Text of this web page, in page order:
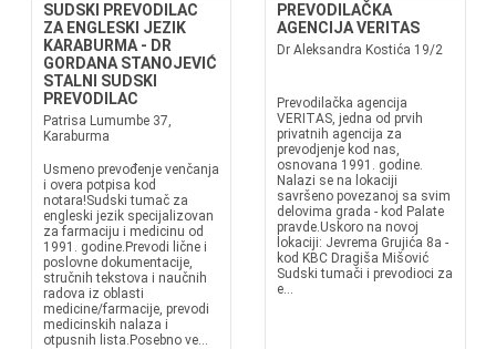
SUDSKI PREVODILAC
ZA ENGLESKI JEZIK
KARABURMA - DR
GORDANA STANOJEVIĆ
STALNI SUDSKI
PREVODILAC
Patrisa Lumumbe 37,
Karaburma
Usmeno prevođenje venčanja
i overa potpisa kod
notara!Sudski tumač za
engleski jezik specijalizovan
za farmaciju i medicinu od
1991. godine.Prevodi lične i
poslovne dokumentacije,
stručnih tekstova i naučnih
radova iz oblasti
medicine/farmacije, prevodi
medicinskih nalaza i
otpusnih lista.Posebno ve...
PREVODILAČKA
AGENCIJA VERITAS
Dr Aleksandra Kostića 19/2
Prevodilačka agencija
VERITAS, jedna od prvih
privatnih agencija za
prevodjenje kod nas,
osnovana 1991. godine.
Nalazi se na lokaciji
savršeno povezanoj sa svim
delovima grada - kod Palate
pravde.Uskoro na novoj
lokaciji: Jevrema Grujića 8a -
kod KBC Dragiša Mišović
Sudski tumači i prevodioci za
e...